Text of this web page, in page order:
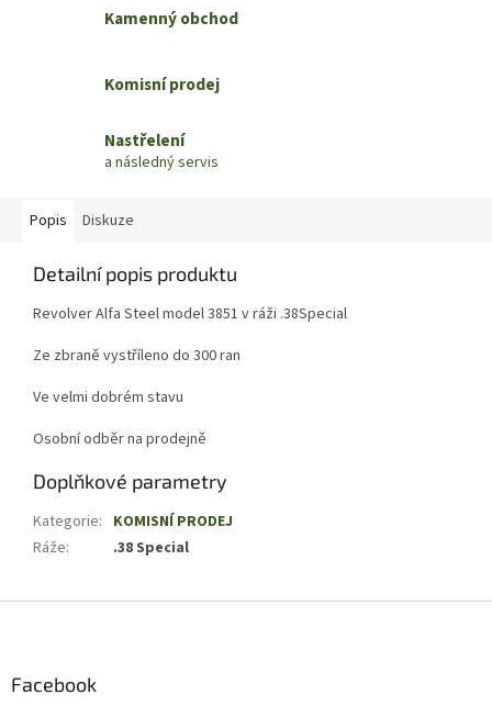
Kamenný obchod
Komisní prodej
Nastřelení
a následný servis
Popis Diskuze
Detailní popis produktu
Revolver Alfa Steel model 3851 v ráži .38Special
Ze zbraně vystříleno do 300 ran
Ve velmi dobrém stavu
Osobní odběr na prodejně
Doplňkové parametry
Kategorie: KOMISNÍ PRODEJ
Ráže: .38 Special
Facebook